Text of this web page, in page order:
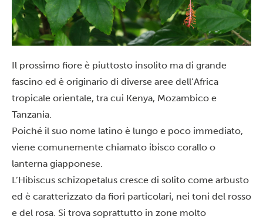
Il prossimo fiore è piuttosto insolito ma di grande
fascino ed è originario di diverse aree dell’Africa
tropicale orientale, tra cui Kenya, Mozambico e
Tanzania.
Poiché il suo nome latino è lungo e poco immediato,
viene comunemente chiamato ibisco corallo o
lanterna giapponese.
L’Hibiscus schizopetalus cresce di solito come arbusto
ed è caratterizzato da fiori particolari, nei toni del rosso
e del rosa. Si trova soprattutto in zone molto